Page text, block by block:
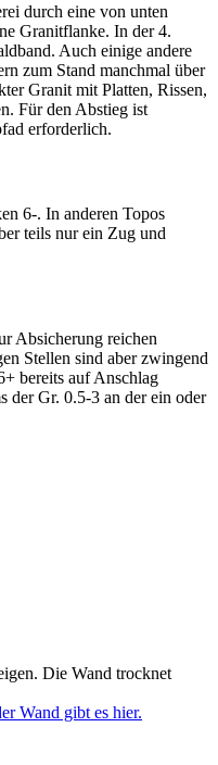
durch eine von unten
Granitflanke. In der 4.
Auch einige andere
zum Stand manchmal über
Granit mit Platten, Rissen,
Für den Abstieg ist
erforderlich.
6-. In anderen Topos
teils nur ein Zug und
Absicherung reichen
Stellen sind aber zwingend
bereits auf Anschlag
der Gr. 0.5-3 an der ein oder
Die Wand trocknet
Wand gibt es hier.